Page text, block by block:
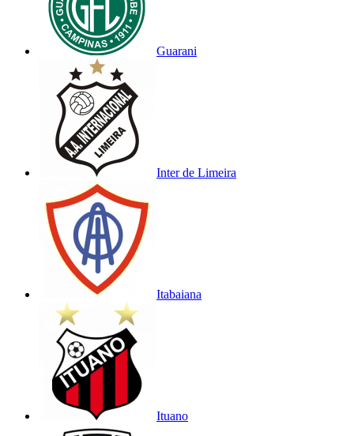
Guarani
Inter de Limeira
Itabaiana
Ituano